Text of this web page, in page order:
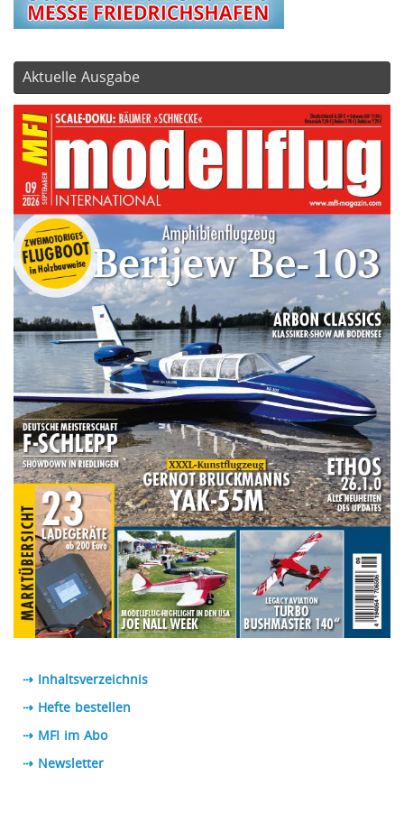
Aktuelle Ausgabe
⇢ Inhaltsverzeichnis
⇢ Hefte bestellen
⇢ MFI im Abo
⇢ Newsletter